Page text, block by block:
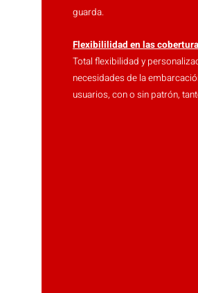
guarda.
Flexibililidad en las
Total flexibilidad y
necesidades de la
usuarios, con o sin patrón,